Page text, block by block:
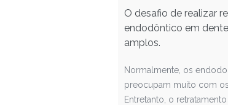
O desafio de realizar
endodôntico em
amplos.
Normalmente, os
preocupam muito com os
Entretanto, o